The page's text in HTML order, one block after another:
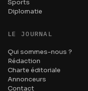
Sports
Diplomatie
LE JOURNAL
Qui sommes-nous ?
Rédaction
Charte éditoriale
Annonceurs
Contact